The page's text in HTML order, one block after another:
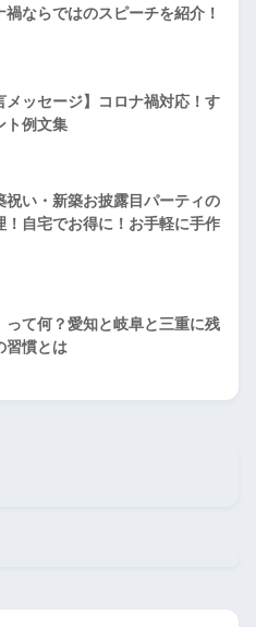
禍ならではのスピーチを紹介！
メッセージ】コロナ禍対応！す
ト例文集
祝い・新築お披露目パーティの
！自宅でお得に！お手軽に手作
って何？愛知と岐阜と三重に残
習慣とは